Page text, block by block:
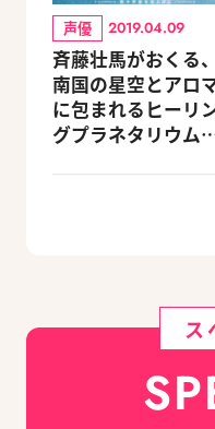
声優 2019.04.09
斉藤壮馬がおくる、
南国の星空とアロ
に包まれるヒーリ
グプラネタリウム
ス